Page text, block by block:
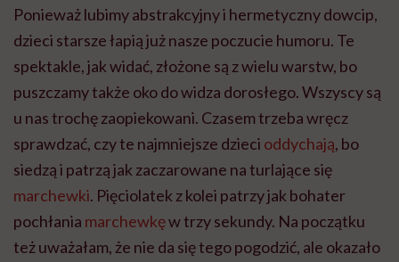
Ponieważ lubimy abstrakcyjny i hermetyczny dowcip,
dzieci starsze łapią już nasze poczucie humoru. Te
spektakle, jak widać, złożone są z wielu warstw, bo
puszczamy także oko do widza dorosłego. Wszyscy są
u nas trochę zaopiekowani. Czasem trzeba wręcz
sprawdzać, czy te najmniejsze dzieci oddychają, bo
siedzą i patrzą jak zaczarowane na turlające się
marchewki. Pięciolatek z kolei patrzy jak bohater
pochłania marchewkęw trzy sekundy. Na początku
też uważałam, że nie da się tego pogodzić, ale okazało